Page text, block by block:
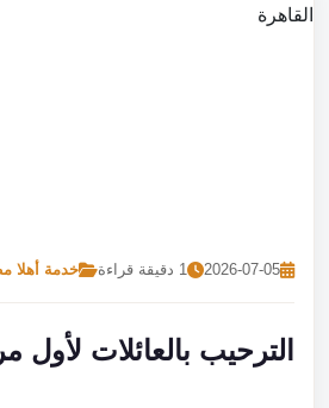
2026-07-05 1 دقيقة قراءة خدمة أهلا
الترحيب بالعائلات لأول مرة